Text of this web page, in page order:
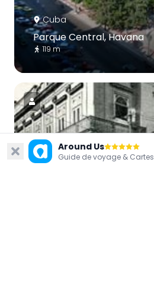
Cuba
Parque Central, Havana
119 m
Cuba
Palacio de Aldama
Around Us
Guide de voyage & Cartes